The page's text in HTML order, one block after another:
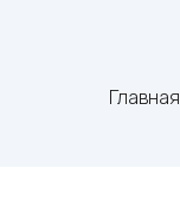
Главная